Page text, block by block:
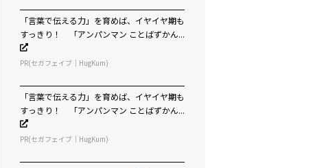
「言葉で伝える力」を育めば、イヤイヤ期も
すっきり！ 「アンパンマン ことばずかん...
PR(セガフェイブ｜HugKum)
「言葉で伝える力」を育めば、イヤイヤ期も
すっきり！ 「アンパンマン ことばずかん...
PR(セガフェイブ｜HugKum)